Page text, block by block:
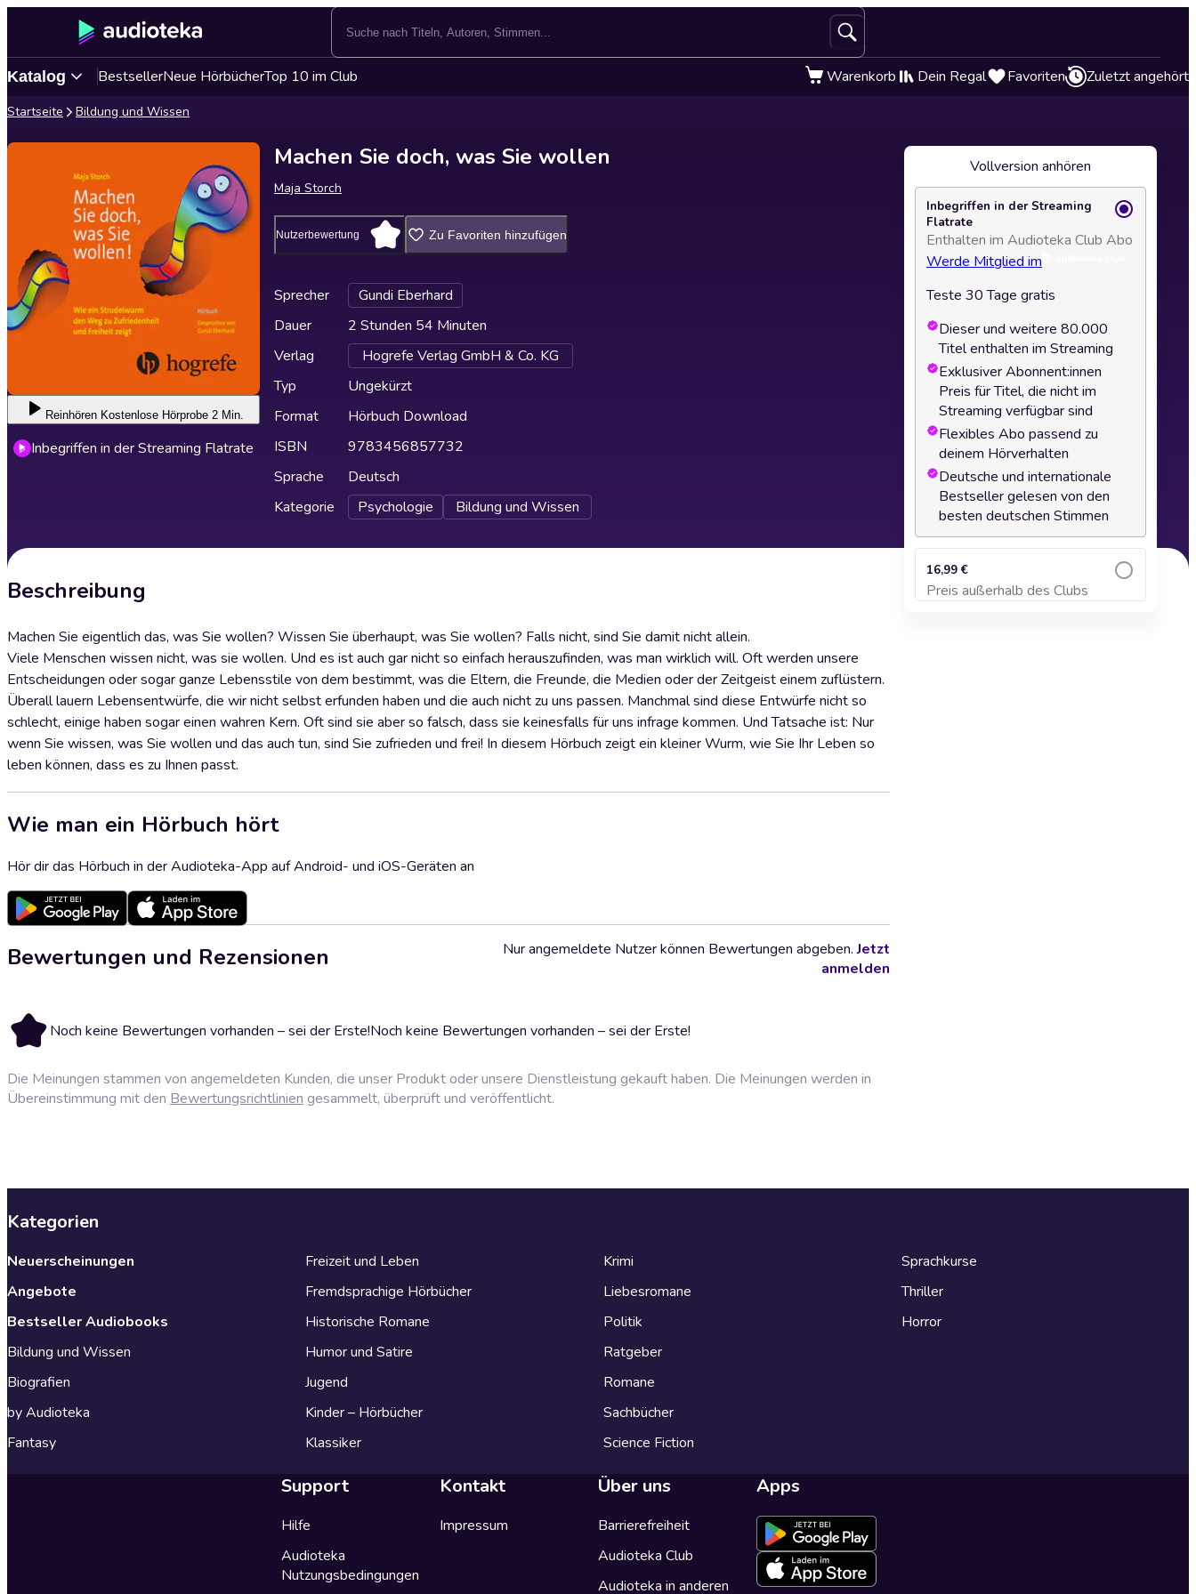
Katalog BestsellerNeue HörbücherTop 10 im Club Warenkorb Dein Regal Favoriten Zuletzt angehört
Startseite Bildung und Wissen
Reinhören Kostenlose Hörprobe 2 Min.
Inbegriffen in der Streaming Flatrate
Machen Sie doch, was Sie wollen
Maja Storch
Nutzerbewertung Zu Favoriten hinzufügen
Sprecher
Gundi Eberhard
Dauer
2 Stunden 54 Minuten
Verlag
Hogrefe Verlag GmbH & Co. KG
Typ
Ungekürzt
Format
Hörbuch Download
ISBN
9783456857732
Sprache
Deutsch
Kategorie
Psychologie Bildung und Wissen
Beschreibung
Machen Sie eigentlich das, was Sie wollen? Wissen Sie überhaupt, was Sie wollen? Falls nicht, sind Sie damit nicht allein.
Viele Menschen wissen nicht, was sie wollen. Und es ist auch gar nicht so einfach herauszufinden, was man wirklich will. Oft werden unsere
Entscheidungen oder sogar ganze Lebensstile von dem bestimmt, was die Eltern, die Freunde, die Medien oder der Zeitgeist einem zuflüstern.
Überall lauern Lebensentwürfe, die wir nicht selbst erfunden haben und die auch nicht zu uns passen. Manchmal sind diese Entwürfe nicht so
schlecht, einige haben sogar einen wahren Kern. Oft sind sie aber so falsch, dass sie keinesfalls für uns infrage kommen. Und Tatsache ist: Nur
wenn Sie wissen, was Sie wollen und das auch tun, sind Sie zufrieden und frei! In diesem Hörbuch zeigt ein kleiner Wurm, wie Sie Ihr Leben so
leben können, dass es zu Ihnen passt.
Wie man ein Hörbuch hört
Hör dir das Hörbuch in der Audioteka-App auf Android- und iOS-Geräten an
Bewertungen und Rezensionen
Noch keine Bewertungen vorhanden – sei der Erste!Noch keine Bewertungen vorhanden – sei der Erste!
Nur angemeldete Nutzer können Bewertungen abgeben.Jetzt
anmelden
Die Meinungen stammen von angemeldeten Kunden, die unser Produkt oder unsere Dienstleistung gekauft haben. Die Meinungen werden in
Übereinstimmung mit den Bewertungsrichtlinien gesammelt, überprüft und veröffentlicht.
Vollversion anhören
Inbegriffen in der Streaming
Flatrate
Enthalten im Audioteka Club Abo
Werde Mitglied im
Teste 30 Tage gratis
Dieser und weitere 80.000
Titel enthalten im Streaming
Exklusiver Abonnent:innen
Preis für Titel, die nicht im
Streaming verfügbar sind
Flexibles Abo passend zu
deinem Hörverhalten
Deutsche und internationale
Bestseller gelesen von den
besten deutschen Stimmen
16,99 €
Preis außerhalb des Clubs
Zum Warenkorb hinzufügen
Kategorien
Neuerscheinungen
Angebote
Bestseller Audiobooks
Bildung und Wissen
Biografien
by Audioteka
Fantasy
Freizeit und Leben
Fremdsprachige Hörbücher
Historische Romane
Humor und Satire
Jugend
Kinder – Hörbücher
Klassiker
Krimi
Liebesromane
Politik
Ratgeber
Romane
Sachbücher
Science Fiction
Sprachkurse
Thriller
Horror
Support
Hilfe
Audioteka
Nutzungsbedingungen
Kontakt
Impressum
Über uns
Barrierefreiheit
Audioteka Club
Audioteka in anderen
Apps